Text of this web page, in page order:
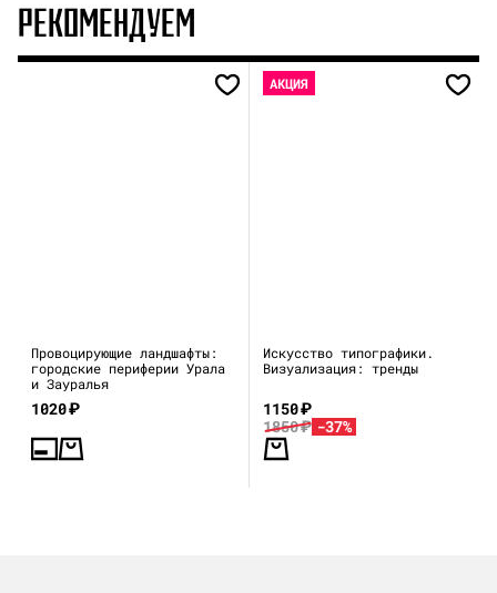
РЕКОМЕНДУЕМ
Провоцирующие ландшафты:
городские периферии Урала
и Зауралья
1020₽
АКЦИЯ
Искусство типографики.
Визуализация: тренды
1150₽
1850₽ -37%